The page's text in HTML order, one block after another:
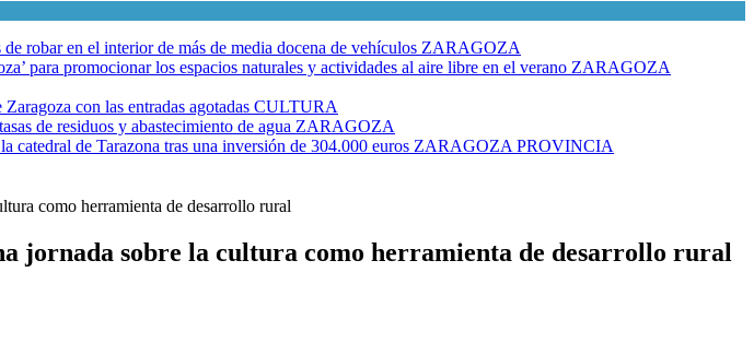
robar en el interior de más de media docena de vehículos ZARAGOZA
para promocionar los espacios naturales y actividades al aire libre en el verano ZARAGOZA
con las entradas agotadas CULTURA
de residuos y abastecimiento de agua ZARAGOZA
catedral de Tarazona tras una inversión de 304.000 euros ZARAGOZA PROVINCIA
como herramienta de desarrollo rural
jornada sobre la cultura como herramienta de desarrollo rural